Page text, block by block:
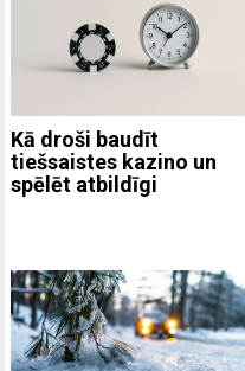
Kā droši baudīt
tiešsaistes kazino un
spēlēt atbildīgi